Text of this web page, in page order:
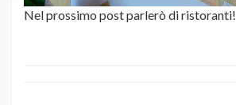
Nel prossimo post parlerò di ristoranti!